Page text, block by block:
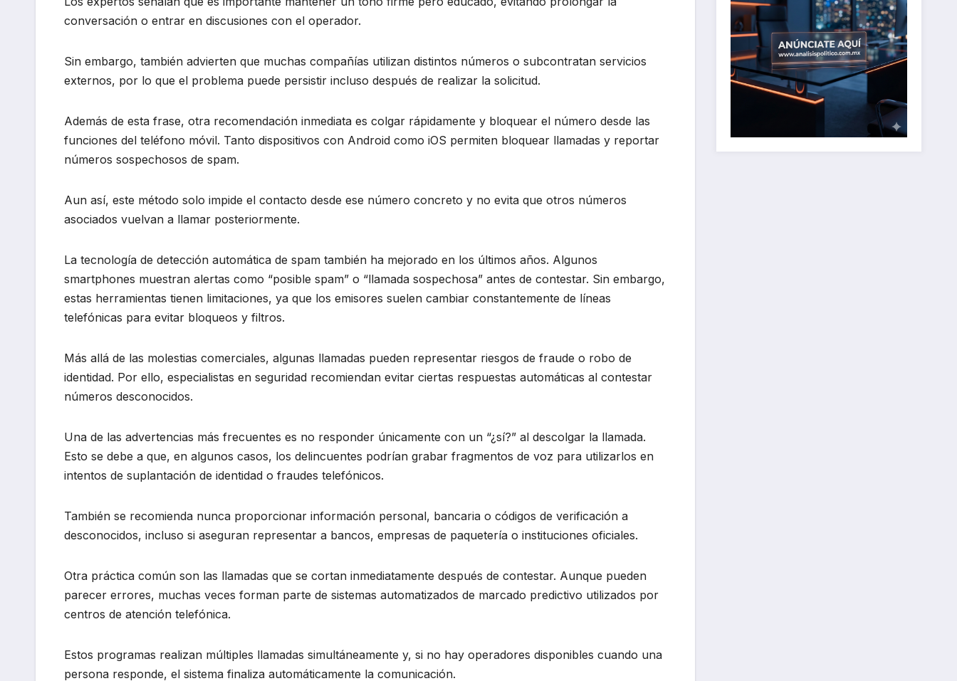
conversación o entrar en discusiones con el operador.
Sin embargo, también advierten que muchas compañías utilizan distintos números o subcontratan servicios
externos, por lo que el problema puede persistir incluso después de realizar la solicitud.
Además de esta frase, otra recomendación inmediata es colgar rápidamente y bloquear el número desde las
funciones del teléfono móvil. Tanto dispositivos con Android como iOS permiten bloquear llamadas y reportar
números sospechosos de spam.
Aun así, este método solo impide el contacto desde ese número concreto y no evita que otros números
asociados vuelvan a llamar posteriormente.
La tecnología de detección automática de spam también ha mejorado en los últimos años. Algunos
smartphones muestran alertas como “posible spam” o “llamada sospechosa” antes de contestar. Sin embargo,
estas herramientas tienen limitaciones, ya que los emisores suelen cambiar constantemente de líneas
telefónicas para evitar bloqueos y filtros.
Más allá de las molestias comerciales, algunas llamadas pueden representar riesgos de fraude o robo de
identidad. Por ello, especialistas en seguridad recomiendan evitar ciertas respuestas automáticas al contestar
números desconocidos.
Una de las advertencias más frecuentes es no responder únicamente con un “¿sí?” al descolgar la llamada.
Esto se debe a que, en algunos casos, los delincuentes podrían grabar fragmentos de voz para utilizarlos en
intentos de suplantación de identidad o fraudes telefónicos.
También se recomienda nunca proporcionar información personal, bancaria o códigos de verificación a
desconocidos, incluso si aseguran representar a bancos, empresas de paquetería o instituciones oficiales.
Otra práctica común son las llamadas que se cortan inmediatamente después de contestar. Aunque pueden
parecer errores, muchas veces forman parte de sistemas automatizados de marcado predictivo utilizados por
centros de atención telefónica.
Estos programas realizan múltiples llamadas simultáneamente y, si no hay operadores disponibles cuando una
persona responde, el sistema finaliza automáticamente la comunicación.